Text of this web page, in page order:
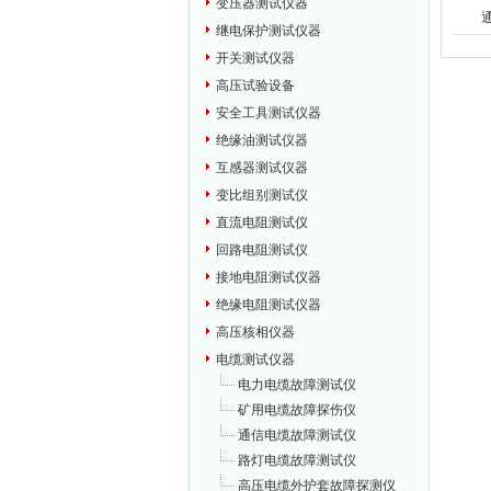
变压器测试仪器
继电保护测试仪器
开关测试仪器
高压试验设备
安全工具测试仪器
绝缘油测试仪器
互感器测试仪器
变比组别测试仪
直流电阻测试仪
回路电阻测试仪
接地电阻测试仪器
绝缘电阻测试仪器
高压核相仪器
电缆测试仪器
电力电缆故障测试仪
矿用电缆故障探伤仪
通信电缆故障测试仪
路灯电缆故障测试仪
高压电缆外护套故障探测仪